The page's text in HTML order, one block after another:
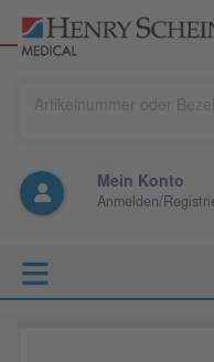
Mein Konto
Anmelden/